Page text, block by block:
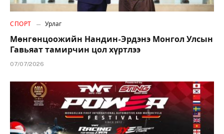
СПОРТ Урлаг
Мөнгөнцоожийн Нандин-Эрдэнэ Монгол Улсын
Гавьяат тамирчин цол хүртлээ
07/07/2026